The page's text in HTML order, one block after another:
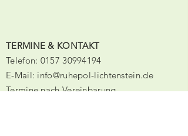
TERMINE & KONTAKT
Telefon: 0157 30994194
E-Mail: info@ruhepol-lichtenstein.de
Termine nach Vereinbarung